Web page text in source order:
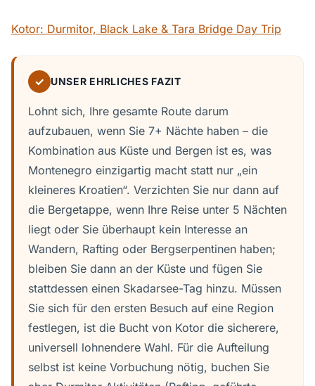
Kotor: Durmitor, Black Lake & Tara Bridge Day Trip
✓ UNSER EHRLICHES FAZIT
Lohnt sich, Ihre gesamte Route darum
aufzubauen, wenn Sie 7+ Nächte haben – die
Kombination aus Küste und Bergen ist es, was
Montenegro einzigartig macht statt nur „ein
kleineres Kroatien“. Verzichten Sie nur dann auf
die Bergetappe, wenn Ihre Reise unter 5 Nächten
liegt oder Sie überhaupt kein Interesse an
Wandern, Rafting oder Bergserpentinen haben;
bleiben Sie dann an der Küste und fügen Sie
stattdessen einen Skadarsee-Tag hinzu. Müssen
Sie sich für den ersten Besuch auf eine Region
festlegen, ist die Bucht von Kotor die sicherere,
universell lohnendere Wahl. Für die Aufteilung
selbst ist keine Vorbuchung nötig, buchen Sie